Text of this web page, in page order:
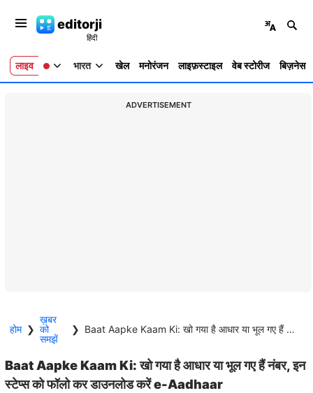
editorji
लाइव भारत खेल मनोरंजन लाइफ़स्टाइल वेब स्टोरीज बिज़नेस
ADVERTISEMENT
होम ❯
ख़बर
को
समझें
❯ Baat Aapke Kaam Ki: खो गया है आधार या भूल गए हैं नंबर, इन स्टेप्स को फॉलो कर डाउनलोड करें e-Aadhaar
Baat Aapke Kaam Ki: खो गया है आधार या भूल गए हैं नंबर, इन
स्टेप्स को फॉलो कर डाउनलोड करें e-Aadhaar